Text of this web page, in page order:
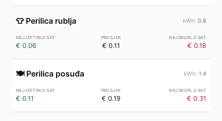
👕 Perilica rublja 0.8
€ 0.06 € 0.11 € 0.18
🍽️ Perilica posuđa 1.4
€ 0.11 € 0.19 € 0.31